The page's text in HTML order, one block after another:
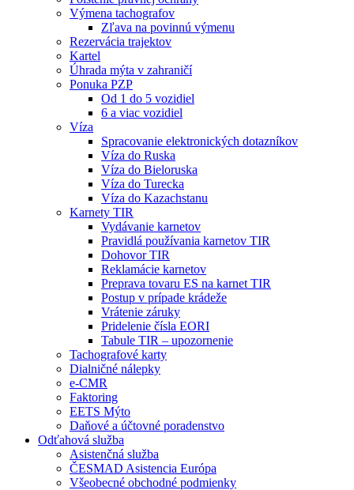
Výmena tachografov
Zľava na povinnú výmenu
Rezervácia trajektov
Kartel
Úhrada mýta v zahraničí
Ponuka PZP
Od 1 do 5 vozidiel
6 a viac vozidiel
Víza
Spracovanie elektronických dotazníkov
Víza do Ruska
Víza do Bieloruska
Víza do Turecka
Víza do Kazachstanu
Karnety TIR
Vydávanie karnetov
Pravidlá používania karnetov TIR
Dohovor TIR
Reklamácie karnetov
Preprava tovaru ES na karnet TIR
Postup v prípade krádeže
Vrátenie záruky
Pridelenie čísla EORI
Tabule TIR – upozornenie
Tachografové karty
Dialničné nálepky
e-CMR
Faktoring
EETS Mýto
Daňové a účtovné poradenstvo
Odťahová služba
Asistenčná služba
ČESMAD Asistencia Európa
Všeobecné obchodné podmienky